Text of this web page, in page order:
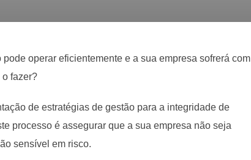
operar eficientemente e a sua empresa sofrerá com
o fazer?
de estratégias de gestão para a integridade de
processo é assegurar que a sua empresa não seja
sensível em risco.